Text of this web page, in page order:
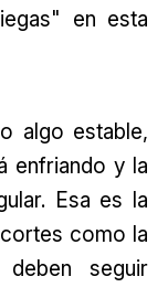
en esta
algo estable,
enfriando y la
Esa es la
como la
seguir